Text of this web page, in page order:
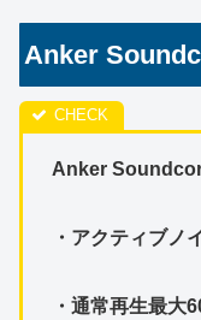
Anker
Anker
・アクティブノ
・通常再生最大